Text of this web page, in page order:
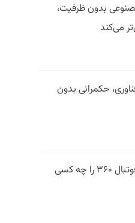
بدون ظرفیت،
می‌کند
حکمرانی بدون
فیلتر در وقت اضافه؛ فوتبال ۳۶۰ را چه کسی